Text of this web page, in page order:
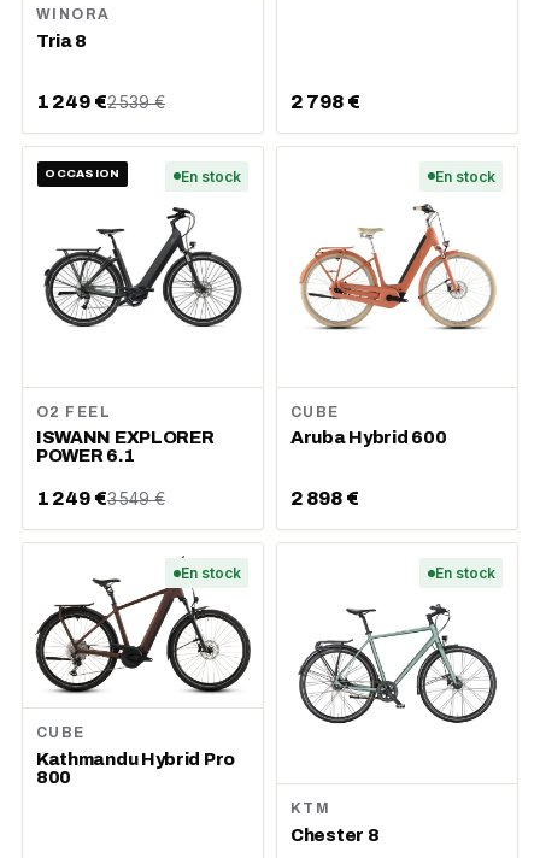
WINORA
Tria 8
1 249 €2 539 € 2 798 €
OCCASION En stock
O2 FEEL
ISWANN EXPLORER
POWER 6.1
1 249 €3 549 €
En stock
CUBE
Aruba Hybrid 600
2 898 €
En stock
CUBE
Kathmandu Hybrid Pro
800
En stock
KTM
Chester 8